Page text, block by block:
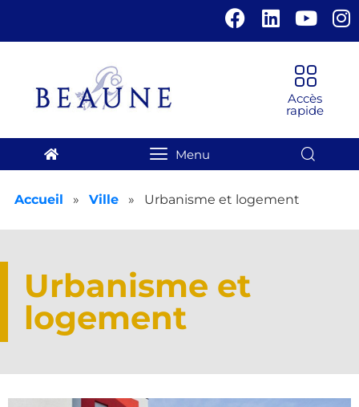
Accueil » Ville » Urbanisme et logement
Urbanisme et
logement